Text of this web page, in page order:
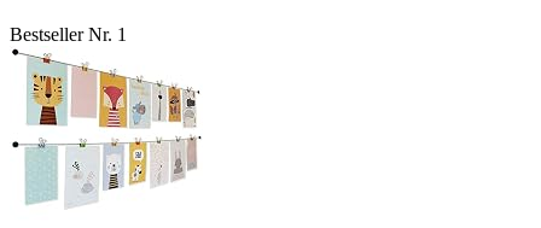
Bestseller Nr. 1